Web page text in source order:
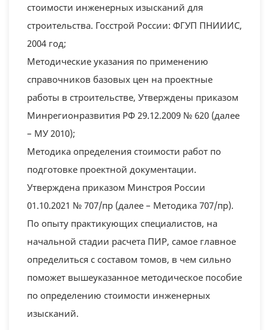
стоимости инженерных изысканий для
строительства. Госстрой России: ФГУП ПНИИИС,
2004 год;
Методические указания по применению
справочников базовых цен на проектные
работы в строительстве, Утверждены приказом
Минрегионразвития РФ 29.12.2009 № 620 (далее
– МУ 2010);
Методика определения стоимости работ по
подготовке проектной документации.
Утверждена приказом Минстроя России
01.10.2021 № 707/пр (далее – Методика 707/пр).
По опыту практикующих специалистов, на
начальной стадии расчета ПИР, самое главное
определиться с составом томов, в чем сильно
поможет вышеуказанное методическое пособие
по определению стоимости инженерных
изысканий.